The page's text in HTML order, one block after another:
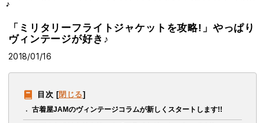
♪
「ミリタリーフライトジャケットを攻略!」やっぱり
ヴィンテージが好き♪
2018/01/16
目次 [閉じる]
古着屋JAMのヴィンテージコラムが新しくスタートします!!